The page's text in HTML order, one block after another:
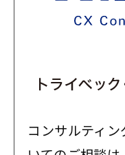
コンサルティ